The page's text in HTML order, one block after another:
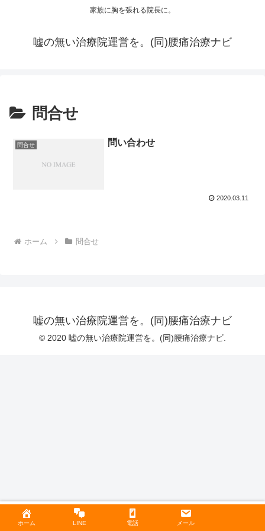
家族に胸を張れる院長に。
嘘の無い治療院運営を。(同)腰痛治療ナビ
問合せ
問合せ 問い合わせ
2020.03.11
ホーム 問合せ
嘘の無い治療院運営を。(同)腰痛治療ナビ
© 2020 嘘の無い治療院運営を。(同)腰痛治療ナビ.
検索
ホーム LINE 電話 メール